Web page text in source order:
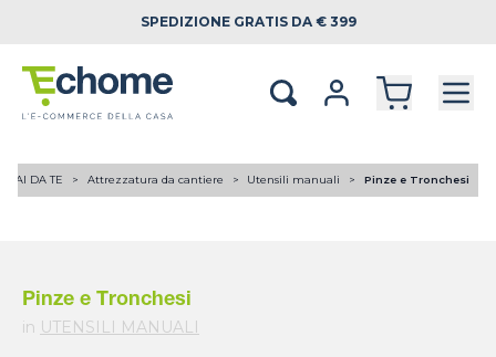
SPEDIZIONE GRATIS DA € 399
FAI DA TE Attrezzatura da cantiere Utensili manuali Pinze e Tronchesi
Pinze e Tronchesi
in UTENSILI MANUALI